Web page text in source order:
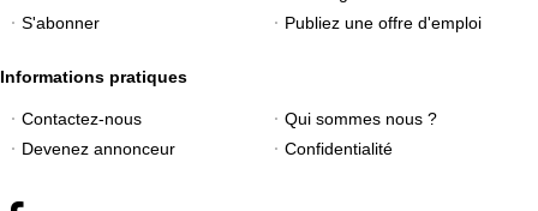
S'abonner
Publiez une offre d'emploi
Informations pratiques
Contactez-nous
Qui sommes nous ?
Devenez annonceur
Confidentialité